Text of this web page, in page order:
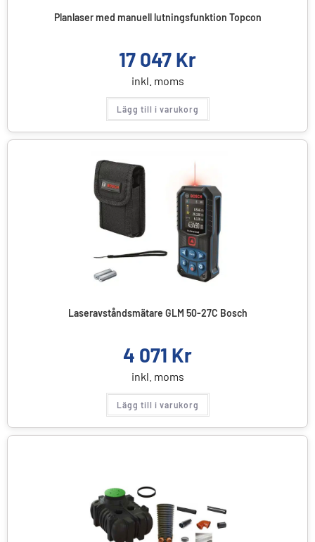
Planlaser med manuell lutningsfunktion Topcon
17 047 Kr
inkl. moms
Lägg till i varukorg
Laseravståndsmätare GLM 50-27C Bosch
4 071 Kr
inkl. moms
Lägg till i varukorg